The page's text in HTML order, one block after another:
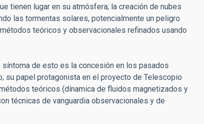
tienen lugar en su atmósfera; la creación de nubes
las tormentas solares, potencialmente un peligro
teóricos y observacionales refinados usando
de esto es la concesión en los pasados
su papel protagonista en el proyecto de Telescopio
teóricos (dínamica de fluidos magnetizados y
técnicas de vanguardia observacionales y de